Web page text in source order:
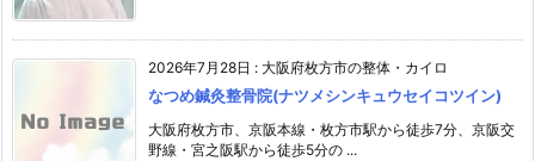
2026年7月28日 : 大阪府枚方市の整体・カイロ
なつめ鍼灸整骨院(ナツメシンキュウセイコツイン)
大阪府枚方市、京阪本線・枚方市駅から徒歩7分、京阪交
野線・宮之阪駅から徒歩5分の ...